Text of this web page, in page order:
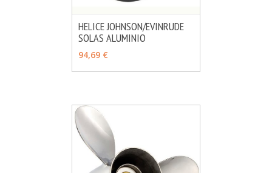
VER OPCIONES
HELICE JOHNSON/EVINRUDE
SOLAS ALUMINIO
94,69 €